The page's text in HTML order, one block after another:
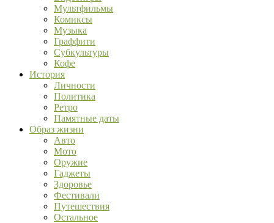
Мультфильмы
Комиксы
Музыка
Граффити
Субкультуры
Кофе
История
Личности
Политика
Ретро
Памятные даты
Образ жизни
Авто
Мото
Оружие
Гаджеты
Здоровье
Фестивали
Путешествия
Остальное